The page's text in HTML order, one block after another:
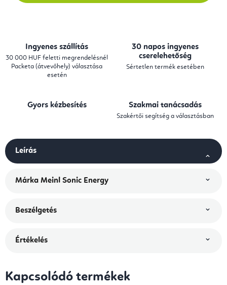
Ingyenes szállítás
30 000 HUF feletti megrendelésnél
Packeta (átvevőhely) választása
esetén
30 napos ingyenes
cserelehetőség
Sértetlen termék esetében
Gyors kézbesítés Szakmai tanácsadás
Szakértői segítség a választásban
Leírás
Márka Meinl Sonic Energy
Beszélgetés
Értékelés
Kapcsolódó termékek